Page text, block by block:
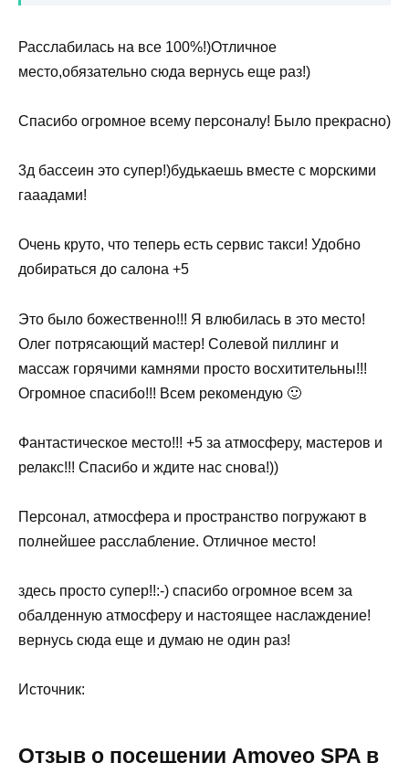
Расслабилась на все 100%!)Отличное
место,обязательно сюда вернусь еще раз!)
Спасибо огромное всему персоналу! Было прекрасно)
3д бассеин это супер!)будькаешь вместе с морскими
гааадами!
Очень круто, что теперь есть сервис такси! Удобно
добираться до салона +5
Это было божественно!!! Я влюбилась в это место!
Олег потрясающий мастер! Солевой пиллинг и
массаж горячими камнями просто восхитительны!!!
Огромное спасибо!!! Всем рекомендую 🙂
Фантастическое место!!! +5 за атмосферу, мастеров и
релакс!!! Спасибо и ждите нас снова!))
Персонал, атмосфера и пространство погружают в
полнейшее расслабление. Отличное место!
здесь просто супер!!:-) спасибо огромное всем за
обалденную атмосферу и настоящее наслаждение!
вернусь сюда еще и думаю не один раз!
Источник:
Отзыв о посещении Amoveo SPA в